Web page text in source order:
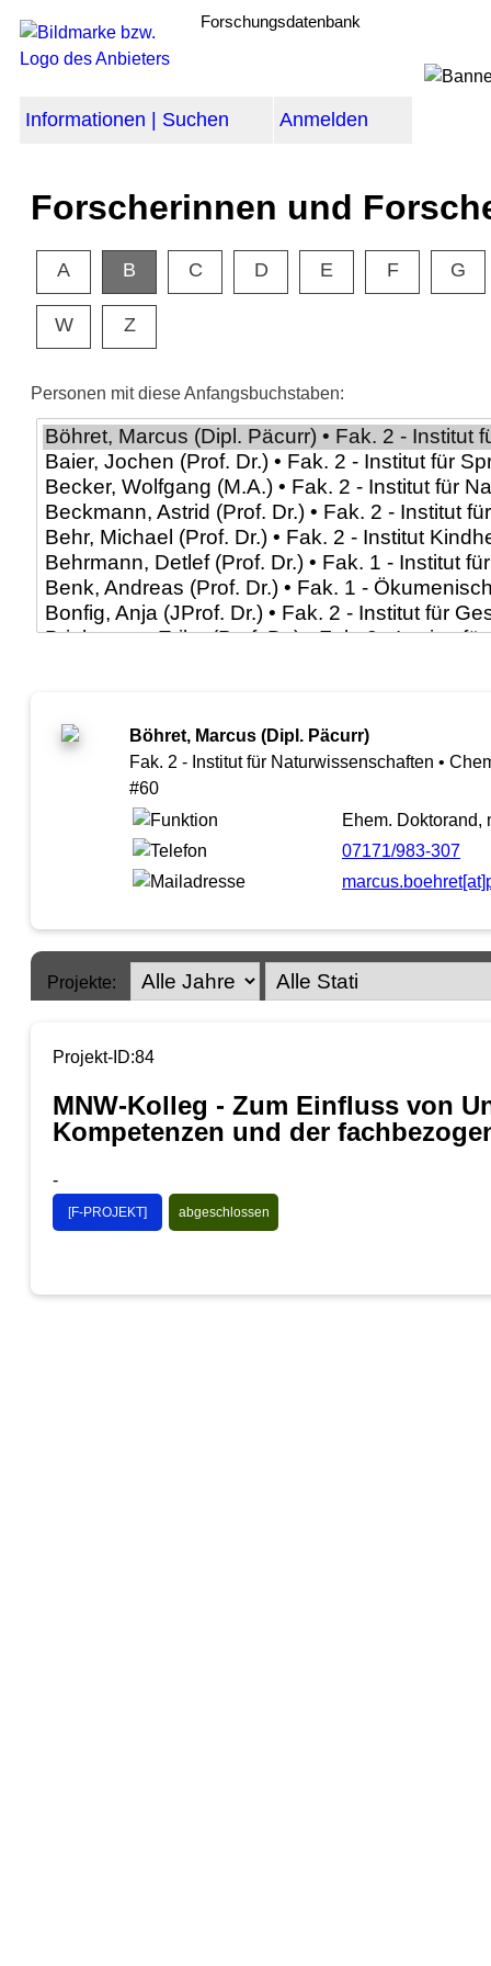
Forschungsdatenbank
Informationen | Suchen Anmelden
Forscherinnen und
A B C D E F G
W Z
Personen mit diese Anfangsbuchstaben:
Böhret, Marcus (Dipl. Päcurr)
Fak. 2 - Institut für Naturwissenschaften •
#60
Ehem. Doktorand,
07171/983-307
Projekte:
Projekt-ID:84
MNW-Kolleg - Zum Einfluss von
Kompetenzen und der
-
[F-PROJEKT] abgeschlossen